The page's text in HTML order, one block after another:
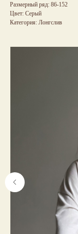
Размерный ряд: 86-152
Цвет: Серый
Категория: Лонгслив